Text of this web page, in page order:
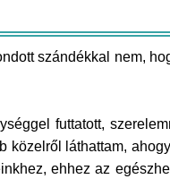
szándékkal nem,
futtatott,
közelről láthattam,
ehhez az